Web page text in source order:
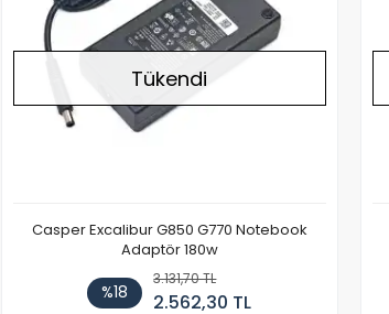
Tükendi
Casper Excalibur G850 G770 Notebook
Adaptör 180w
%18
3.131,70 TL
2.562,30 TL